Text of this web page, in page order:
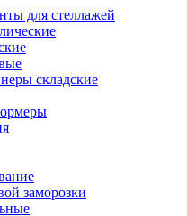
для стеллажей
складские
заморозки